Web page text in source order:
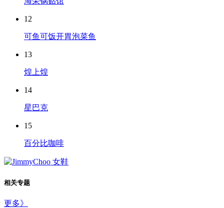
12
可鱼可饭开胃泡菜鱼
13
煌上煌
14
星巴克
15
百分比咖啡
相关专题
更多》